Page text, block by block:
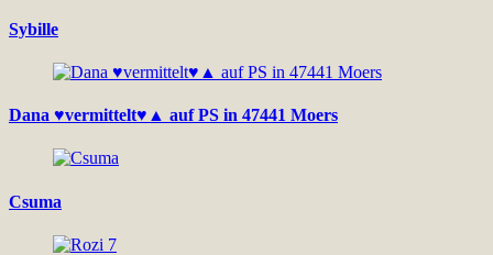
Sybille
Dana ♥vermittelt♥▲ auf PS in 47441 Moers
Csuma